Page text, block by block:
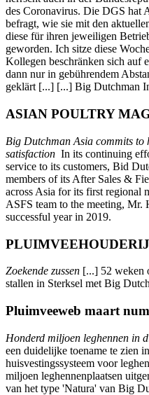
des Coronavirus. Die DGS hat
befragt, wie sie mit den
diese für ihren jeweiligen
geworden. Ich sitze diese
Kollegen beschränken sich auf
dann nur in gebührendem
geklärt [...] [...] Big Dutchman
ASIAN POULTRY
Big Dutchman Asia commits to
satisfaction In its continuing
service to its customers, Bid
members of its After Sales &
across Asia for its first regional
ASFS team to the meeting, Mr.
successful year in 2019.
Zoekende zussen [...] 52 weken
stallen in Sterksel met Big
Pluimveeweb maart
Honderd miljoen leghennen in
een duidelijke toename te zien
huisvestingssysteem voor
miljoen leghennenplaatsen
van het type 'Natura' van Big